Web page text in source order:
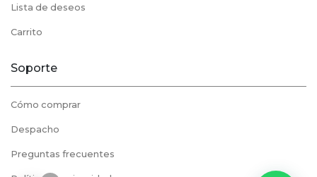
Lista de deseos
Carrito
Soporte
Cómo comprar
Despacho
Preguntas frecuentes